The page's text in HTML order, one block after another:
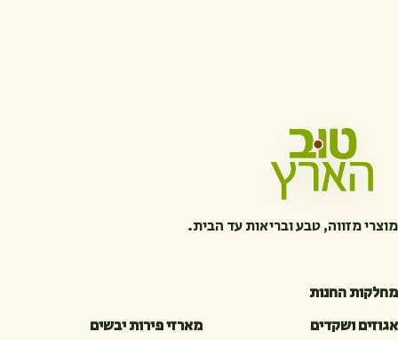
מוצרי מזווה, טבע ובריאות עד הבית.
מחלקות החנות
אגוזים ושקדים
מארזי פירות יבשים